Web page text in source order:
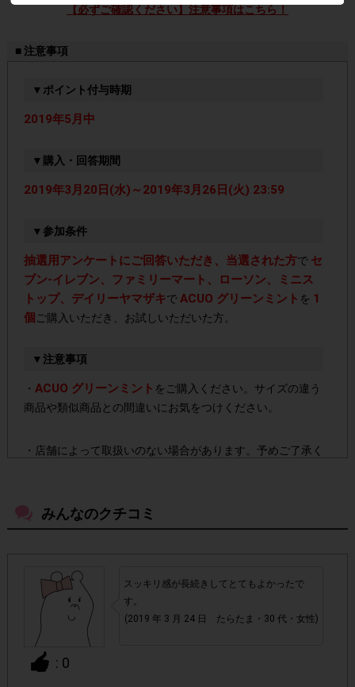
【必ずご確認ください】注意事項はこちら！
■ 注意事項
▼ポイント付与時期
2019年5月中
▼購入・回答期間
2019年3月20日(水)～2019年3月26日(火) 23:59
▼参加条件
抽選用アンケートにご回答いただき、当選された方で セ
ブン-イレブン、ファミリーマート、ローソン、ミニス
トップ、デイリーヤマザキでACUO グリーンミント を 1
個 ご購入いただき、お試しいただいた方。
▼注意事項
・ ACUO グリーンミント をご購入ください。サイズの違う
商品や類似商品との間違いにお気をつけください。
・店舗によって取扱いのない場合があります。予めご了承く
・参加(申し込み)を回答前にしていただければ、募集人数が
上限に達しても、掲載期間内のアンケート回答が可能です。
・他サイトのテンタメを含め、1つのアンケートにつき1人1
回の参加とさせていただいております。
・悪質な投稿があった場合、
だくこともあります。
みんなのクチコミ
: 0
スッキリ感が長続きしてとてもよかったで
す。
(2019 年 3 月 24 日 たらたま・30 代・女性)